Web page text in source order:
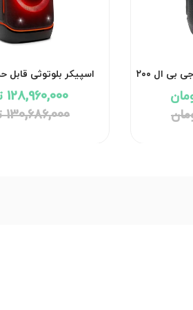
اسپیکر بلوتوثی قابل حمل جی بی ال ۲۰۰
اسپیکر بلوتوثی
گارانتی 18 ماهه شرکتی
128,960,000 تومان
130,686,000 تومان